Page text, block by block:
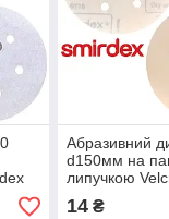
Абразивний
d150мм на
липучкою
510 1шт.
14₴